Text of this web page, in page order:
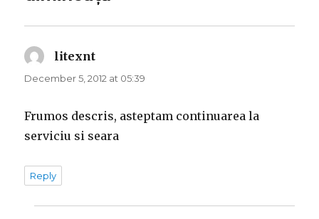
litexnt
December 5, 2012 at 05:39
Frumos descris, asteptam continuarea la
serviciu si seara
Reply